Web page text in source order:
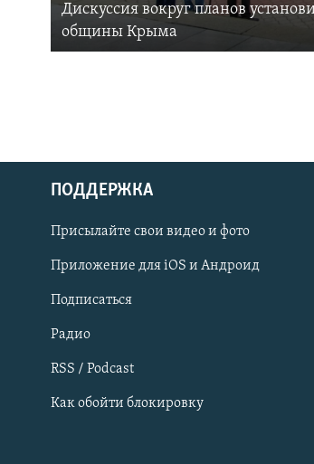
Українською
Qırımtatar
ПРИСОЕДИНЯЙТЕСЬ!
Дискуссия вокруг планов
общины Крыма
ПОДДЕРЖКА
Присылайте свои видео и фото
Приложение для iOS и Андроид
Подписаться
Радио
RSS / Podcast
Как обойти блокировку